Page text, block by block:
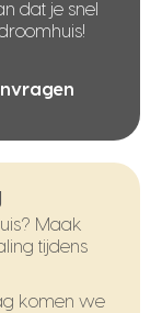
dat je snel
Maak
tijdens
komen we